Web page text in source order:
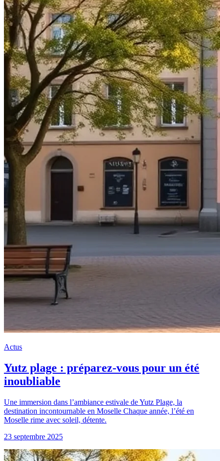
Actus
Yutz plage : préparez-vous pour un été
inoubliable
Une immersion dans l’ambiance estivale de Yutz Plage, la
destination incontournable en Moselle Chaque année, l’été en
Moselle rime avec soleil, détente.
23 septembre 2025